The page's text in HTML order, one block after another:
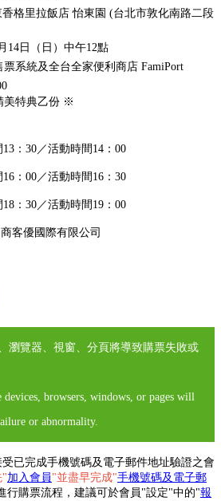
格里拉飯店 怡東園 (台北市敦化南路二段
14日（日）中午12點
系統及全台全家便利商店 FamiPort
美特典乙份 ※
：30／活動時間14：00
：00／活動時間16：30
：30／活動時間19：00
客優國際有限公司
瀏覽器、視窗、分頁將導致購票失敗或
browsers, windows, or pages will
or abnormality.
已完成手機號碼及電子郵件地址驗證之會
"加入會員 "並盡早完成"手機號碼及電子郵
行購票流程，建議可於會員"設定"中的"報